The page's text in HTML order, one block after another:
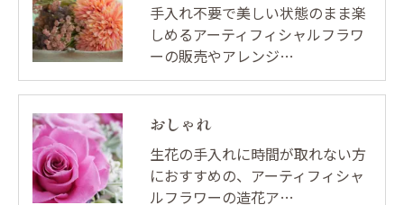
手入れ不要で美しい状態のまま楽
しめるアーティフィシャルフラワ
ーの販売やアレンジ…
おしゃれ
生花の手入れに時間が取れない方
におすすめの、アーティフィシャ
ルフラワーの造花ア…